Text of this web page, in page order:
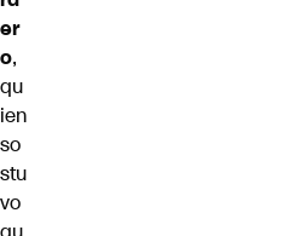
er
o,
qu
ien
so
stu
vo